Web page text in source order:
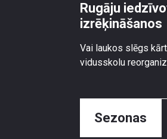
Rugāju
izrēķināšanos
Vai laukos slēgs
vidusskolu
Sezonas